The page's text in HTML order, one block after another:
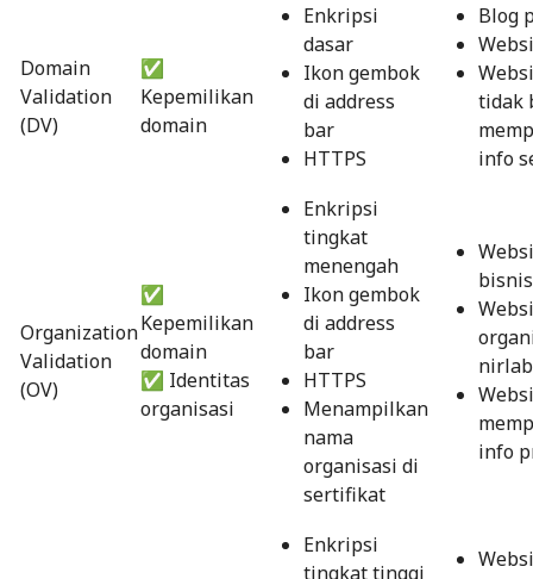
Domain
Validation
(DV)
✅
Kepemilikan
domain
Enkripsi
dasar
Ikon gembok
di address
bar
HTTPS
Blog
tidak
info
Organization
Validation
(OV)
✅
Kepemilikan
domain
✅ Identitas
organisasi
Enkripsi
tingkat
menengah
Ikon gembok
di address
bar
HTTPS
Menampilkan
nama
organisasi di
sertifikat
bisnis
info
Enkripsi
tingkat tinggi